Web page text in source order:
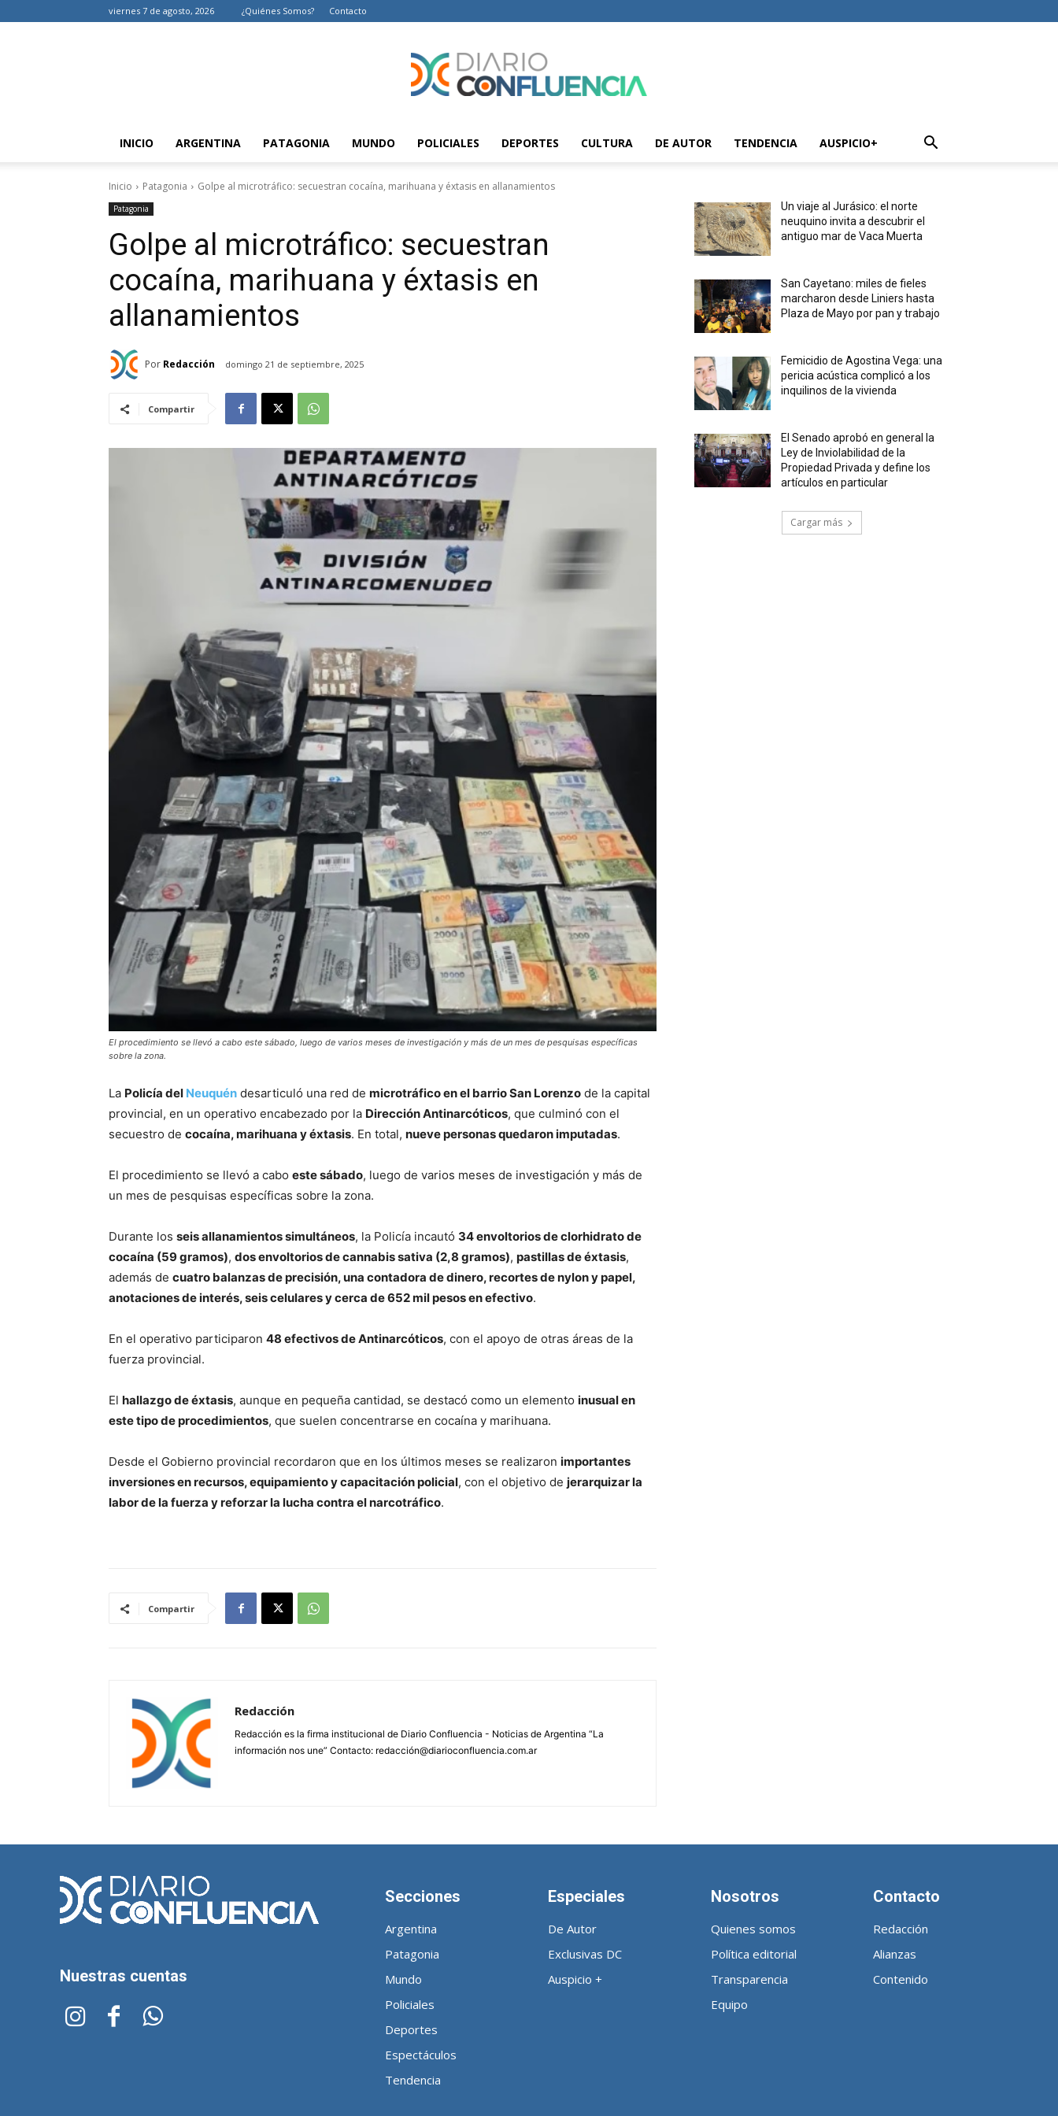
viernes 7 de agosto, 2026 ¿Quiénes Somos? Contacto
Diario
Confluencia
INICIO ARGENTINA PATAGONIA MUNDO POLICIALES DEPORTES CULTURA DE AUTOR TENDENCIA AUSPICIO+
Inicio Patagonia Golpe al microtráfico: secuestran cocaína, marihuana y éxtasis en allanamientos
Patagonia
Golpe al microtráfico: secuestran
cocaína, marihuana y éxtasis en
allanamientos
Por Redacción domingo 21 de septiembre, 2025
Compartir
El procedimiento se llevó a cabo este sábado, luego de varios meses de investigación y más de un mes de pesquisas específicas
sobre la zona.
La Policía del Neuquén desarticuló una red de microtráfico en el barrio San Lorenzo de la capital
provincial, en un operativo encabezado por la Dirección Antinarcóticos, que culminó con el
secuestro de cocaína, marihuana y éxtasis. En total, nueve personas quedaron imputadas.
El procedimiento se llevó a cabo este sábado, luego de varios meses de investigación y más de
un mes de pesquisas específicas sobre la zona.
Durante los seis allanamientos simultáneos, la Policía incautó 34 envoltorios de clorhidrato de
cocaína (59 gramos), dos envoltorios de cannabis sativa (2,8 gramos), pastillas de éxtasis,
además de cuatro balanzas de precisión, una contadora de dinero, recortes de nylon y papel,
anotaciones de interés, seis celulares y cerca de 652 mil pesos en efectivo.
En el operativo participaron 48 efectivos de Antinarcóticos, con el apoyo de otras áreas de la
fuerza provincial.
El hallazgo de éxtasis, aunque en pequeña cantidad, se destacó como un elemento inusual en
este tipo de procedimientos, que suelen concentrarse en cocaína y marihuana.
Desde el Gobierno provincial recordaron que en los últimos meses se realizaron importantes
inversiones en recursos, equipamiento y capacitación policial, con el objetivo de jerarquizar la
labor de la fuerza y reforzar la lucha contra el narcotráfico.
Compartir
Redacción
Redacción es la firma institucional de Diario Confluencia - Noticias de Argentina “La
información nos une” Contacto: redacción@diarioconfluencia.com.ar
Un viaje al Jurásico: el norte
neuquino invita a descubrir el
antiguo mar de Vaca Muerta
San Cayetano: miles de fieles
marcharon desde Liniers hasta
Plaza de Mayo por pan y trabajo
Femicidio de Agostina Vega: una
pericia acústica complicó a los
inquilinos de la vivienda
El Senado aprobó en general la
Ley de Inviolabilidad de la
Propiedad Privada y define los
artículos en particular
Cargar más
Nuestras cuentas
Secciones
Argentina
Patagonia
Mundo
Policiales
Deportes
Espectáculos
Tendencia
Especiales
De Autor
Exclusivas DC
Auspicio +
Nosotros
Quienes somos
Política editorial
Transparencia
Equipo
Contacto
Redacción
Alianzas
Contenido